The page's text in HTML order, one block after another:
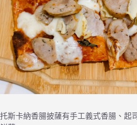
托斯卡納香腸披薩有手工義式香腸、起